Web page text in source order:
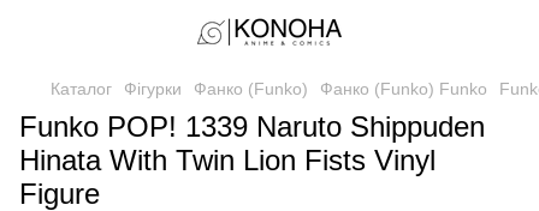
Каталог Фігурки Фанко (Funko) Фанко (Funko) Funko
Funko POP! 1339 Naruto Shippuden
Hinata With Twin Lion Fists Vinyl
Figure